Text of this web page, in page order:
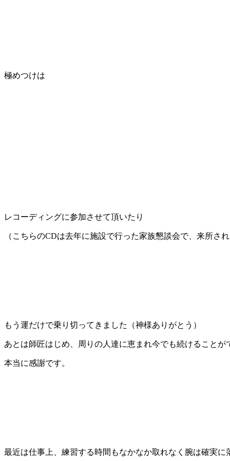
極めつけは
レコーディングに参加させて頂いたり
（こちらのCDは去年に施設で行った家族懇談会で、来所さ
もう運だけで乗り切ってきました（神様ありがとう）
あとは師匠はじめ、周りの人達に恵まれ今でも続けることが
本当に感謝です。
最近は仕事上、練習する時間もなかなか取れなく腕は確実